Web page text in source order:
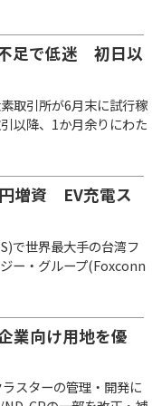
足で低迷 初日以
取引所が6月末に試行稼
以降、1か月余りにわた
増資 EV充電ス
で世界最大手の台湾フ
ー・グループ(Foxconn
業向け用地を優
スターの管理・開発に